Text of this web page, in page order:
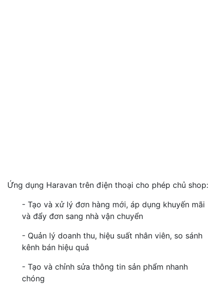
Ứng dụng Haravan trên điện thoại cho phép chủ shop:
- Tạo và xử lý đơn hàng mới, áp dụng khuyến mãi
và đẩy đơn sang nhà vận chuyển
- Quản lý doanh thu, hiệu suất nhân viên, so sánh
kênh bán hiệu quả
- Tạo và chỉnh sửa thông tin sản phẩm nhanh
chóng